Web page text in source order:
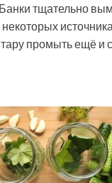
тщательно
промыть ещё и